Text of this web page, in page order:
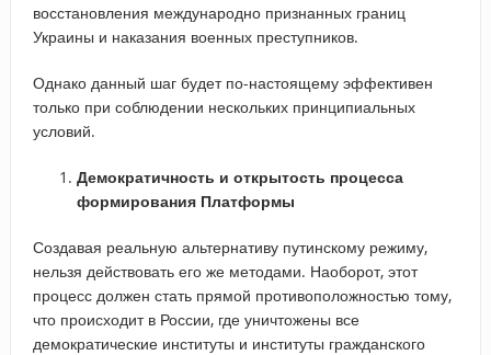
восстановления международно признанных границ
Украины и наказания военных преступников.
Однако данный шаг будет по-настоящему эффективен
только при соблюдении нескольких принципиальных
условий.
Демократичность и открытость процесса
формирования Платформы
Создавая реальную альтернативу путинскому режиму,
нельзя действовать его же методами. Наоборот, этот
процесс должен стать прямой противоположностью тому,
что происходит в России, где уничтожены все
демократические институты и институты гражданского